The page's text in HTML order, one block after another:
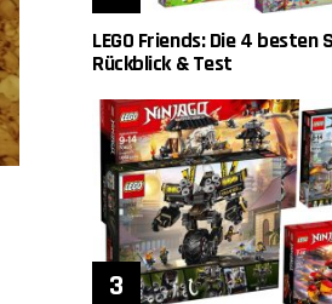
LEGO Friends: Die 4
Rückblick & Test